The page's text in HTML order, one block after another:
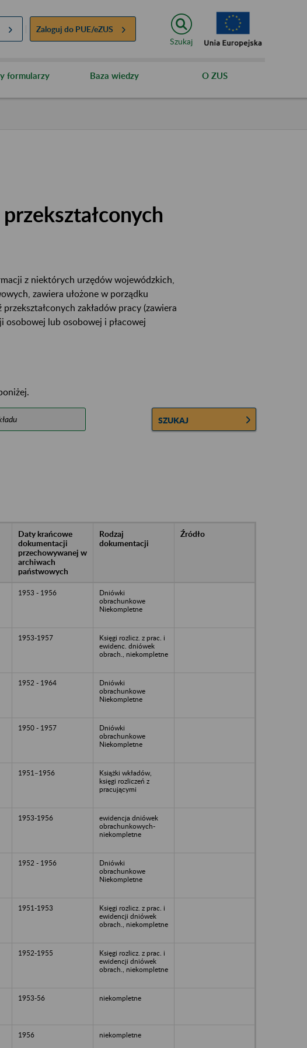
Zaloguj do PUE/eZUS
Szukaj
formularzy Baza wiedzy O ZUS
z niektórych urzędów wojewódzkich,
zawiera ułożone w porządku
zakładów pracy (zawiera
lub osobowej i płacowej
SZUKAJ
Daty krańcowe
dokumentacji
przechowywanej w
archiwach
państwowych
Rodzaj
dokumentacji
Źródło
1953 - 1956
Dniówki
obrachunkowe
Niekompletne
1953-1957
Księgi rozlicz. z prac. i
ewidenc. dniówek
obrach., niekompletne
1952 - 1964
Dniówki
obrachunkowe
Niekompletne
1950 - 1957
Dniówki
obrachunkowe
Niekompletne
1951–1956
Książki wkładów,
księgi rozliczeń z
pracującymi
1953-1956
ewidencja dniówek
obrachunkowych-
niekompletne
1952 - 1956
Dniówki
obrachunkowe
Niekompletne
1951-1953
Księgi rozlicz. z prac. i
ewidencji dniówek
obrach., niekompletne
1952-1955
Księgi rozlicz. z prac. i
ewidencji dniówek
obrach., niekompletne
1953-56 niekompletne
1956 niekompletne